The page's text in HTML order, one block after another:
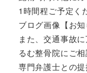
1時間程ご予定く
ブログ画像【お知
また、交通事故
るむ整骨院にご相
専門弁護士との